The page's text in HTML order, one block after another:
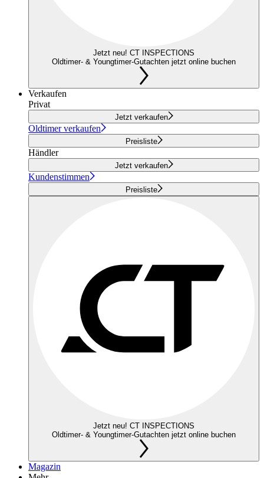
Jetzt neu! CT INSPECTIONS
Oldtimer- & Youngtimer-Gutachten jetzt online buchen
Verkaufen
Privat
Jetzt verkaufen
Oldtimer verkaufen
Preisliste
Händler
Jetzt verkaufen
Kundenstimmen
Preisliste
Jetzt neu! CT INSPECTIONS
Oldtimer- & Youngtimer-Gutachten jetzt online buchen
Magazin